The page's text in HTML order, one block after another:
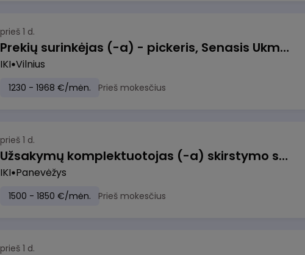
prieš 1 d.
Prekių surinkėjas (-a) - pickeris, Senasis Ukmergės kelias 8, Avižieniai
IKI Vilnius
1230 - 1968 €/mėn. Prieš mokesčius
prieš 1 d.
Užsakymų komplektuotojas (-a) skirstymo sandėlyje
IKI Panevėžys
1500 - 1850 €/mėn. Prieš mokesčius
prieš 1 d.